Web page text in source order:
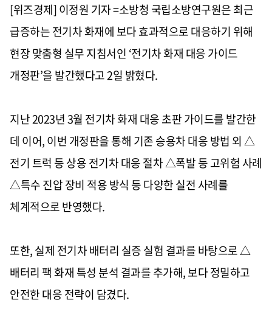
[위즈경제] 이정원 기자 =소방청 국립소방연구원은 최근
급증하는 전기차 화재에 보다 효과적으로 대응하기 위해
현장 맞춤형 실무 지침서인 ‘전기차 화재 대응 가이드
개정판’을 발간했다고2일 밝혔다.
지난2023년3월 전기차 화재 대응 초판 가이드를 발간한
데 이어,이번 개정판을 통해 기존 승용차 대응 방법 외△
전기 트럭 등 상용 전기차 대응 절차△폭발 등 고위험 사례
△특수 진압 장비 적용 방식 등 다양한 실전 사례를
체계적으로 반영했다.
또한,실제 전기차 배터리 실증 실험 결과를 바탕으로△
배터리 팩 화재 특성 분석 결과를 추가해,보다 정밀하고
안전한 대응 전략이 담겼다.